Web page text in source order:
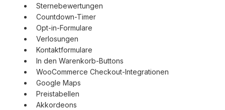
Sternebewertungen
Countdown-Timer
Opt-in-Formulare
Verlosungen
Kontaktformulare
In den Warenkorb-Buttons
WooCommerce Checkout-Integrationen
Google Maps
Preistabellen
Akkordeons